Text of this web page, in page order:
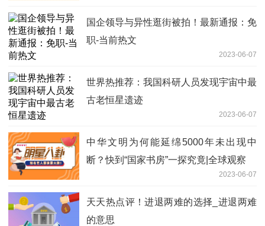
国企领导与异性逛街被拍！最新通报：免
职-当前热文
2023-06-07
世界热推荐：我国科研人员发现宇宙中最
古老恒星遗迹
2023-06-07
中华文明为何能延绵5000年未出现中
断？快到“国家书房”一探究竟|全球观察
2023-06-07
天天热点评！进退两难的选择_进退两难
的意思